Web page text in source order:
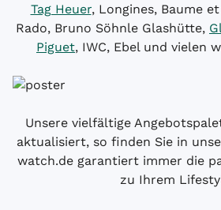
Tag Heuer, Longines, Baume
Rado, Bruno Söhnle Glashütte,
Piguet, IWC, Ebel und vielen
Unsere vielfältige
aktualisiert, so finden Sie in
watch.de garantiert immer die
zu Ihrem